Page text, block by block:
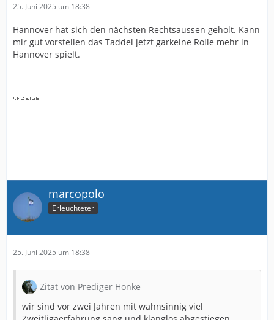
25. Juni 2025 um 18:38
Hannover hat sich den nächsten Rechtsaussen geholt. Kann
mir gut vorstellen das Taddel jetzt garkeine Rolle mehr in
Hannover spielt.
marcopolo
Erleuchteter
25. Juni 2025 um 18:38
Zitat von Prediger Honke
wir sind vor zwei Jahren mit wahnsinnig viel